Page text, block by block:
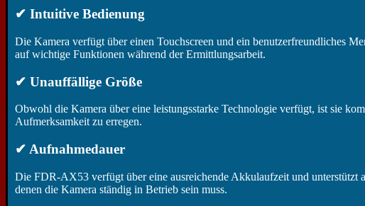
✔ Intuitive Bedienung
Die Kamera verfügt über einen Touchscreen und ein benutzerfreundliches
auf wichtige Funktionen während der Ermittlungsarbeit.
✔ Unauffällige Größe
Obwohl die Kamera über eine leistungsstarke Technologie verfügt, ist sie
Aufmerksamkeit zu erregen.
✔ Aufnahmedauer
Die FDR-AX53 verfügt über eine ausreichende Akkulaufzeit und unterstützt
denen die Kamera ständig in Betrieb sein muss.